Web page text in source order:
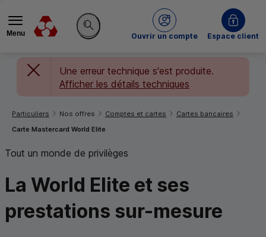
Menu
Rechercher sur le site
Ouvrir un compte
du Crédit MutuelEspace client
Une erreur technique s'est produite.
Afficher les détails techniques
Vous êtes ici:
Particuliers Nos offres Comptes et cartes
Cartes bancaires
Carte Mastercard World Elite
Tout un monde de privilèges
La World Elite et ses
prestations sur-mesure